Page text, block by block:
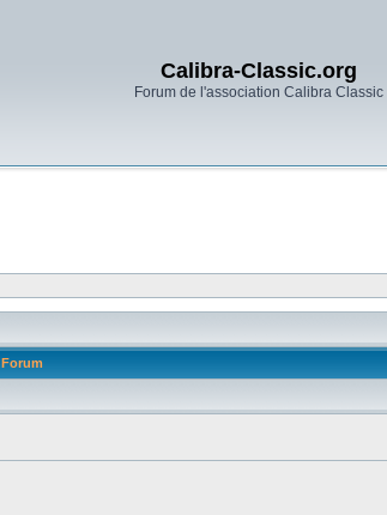
Calibra-Classic.org
Forum de l'association Calibra Classic
Forum